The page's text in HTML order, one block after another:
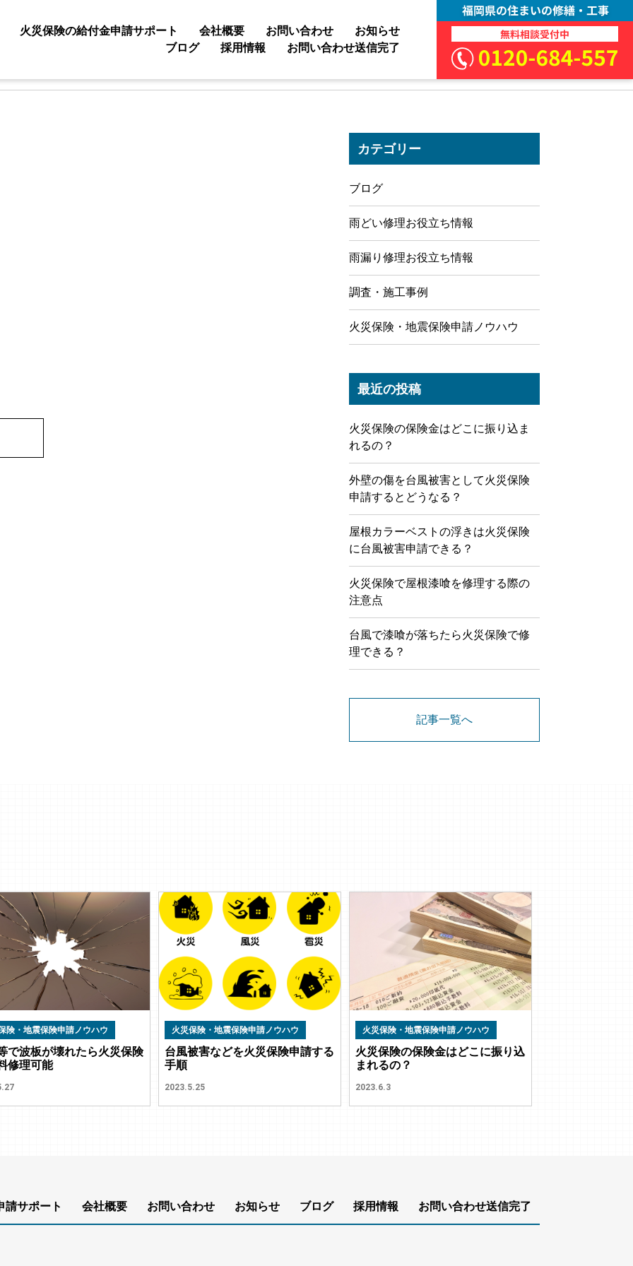
火災保険の給付金申請サポート 会社概要 お問い合わせ
お知らせ
ブログ
採用情報 お問い合わせ送信完了
カテゴリー
ブログ
雨どい修理お役立ち情報
雨漏り修理お役立ち情報
調査・施工事例
火災保険・地震保険申請ノウハウ
最近の投稿
火災保険の保険金はどこに振り込ま
れるの？
外壁の傷を台風被害として火災保険
申請するとどうなる？
屋根カラーベストの浮きは火災保険
に台風被害申請できる？
火災保険で屋根漆喰を修理する際の
注意点
台風で漆喰が落ちたら火災保険で修
理できる？
記事一覧へ
険・地震保険申請ノウハウ
で波板が壊れたら火災保険
修理可能
火災保険・地震保険申請ノウハウ
台風被害などを火災保険申請する
手順
2023.5.25
火災保険・地震保険申請ノウハウ
火災保険の保険金はどこに振り込
まれるの？
2023.6.3
請サポート 会社概要 お問い合わせ お知らせ ブログ 採用情報 お問い合わせ送信完了